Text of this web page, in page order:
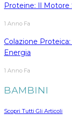
Proteine: Il Motore
1 Anno Fa
Colazione
Energia
1 Anno Fa
BAMBINI
Scopri Tutti Gli Articoli